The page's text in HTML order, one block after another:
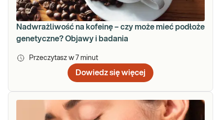
Nadwrażliwość na kofeinę – czy może mieć podłoże
genetyczne? Objawy i badania
Przeczytasz w 7 minut
Dowiedz się więcej